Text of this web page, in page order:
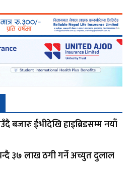
बजारः ईभीदेखि हाइब्रिडसम्म नयाँ
३७ लाख ठगी गर्ने अच्युत दुलाल